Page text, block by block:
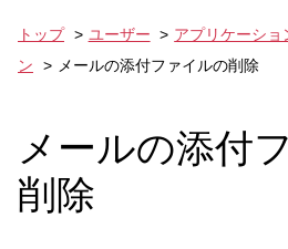
トップ ユーザー アプリケーショ
ン
メールの添付ファイルの削除
メールの添付
削除